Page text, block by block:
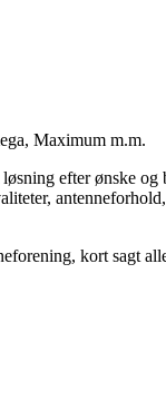
Maximum m.m.
efter ønske og
antenneforhold,
kort sagt